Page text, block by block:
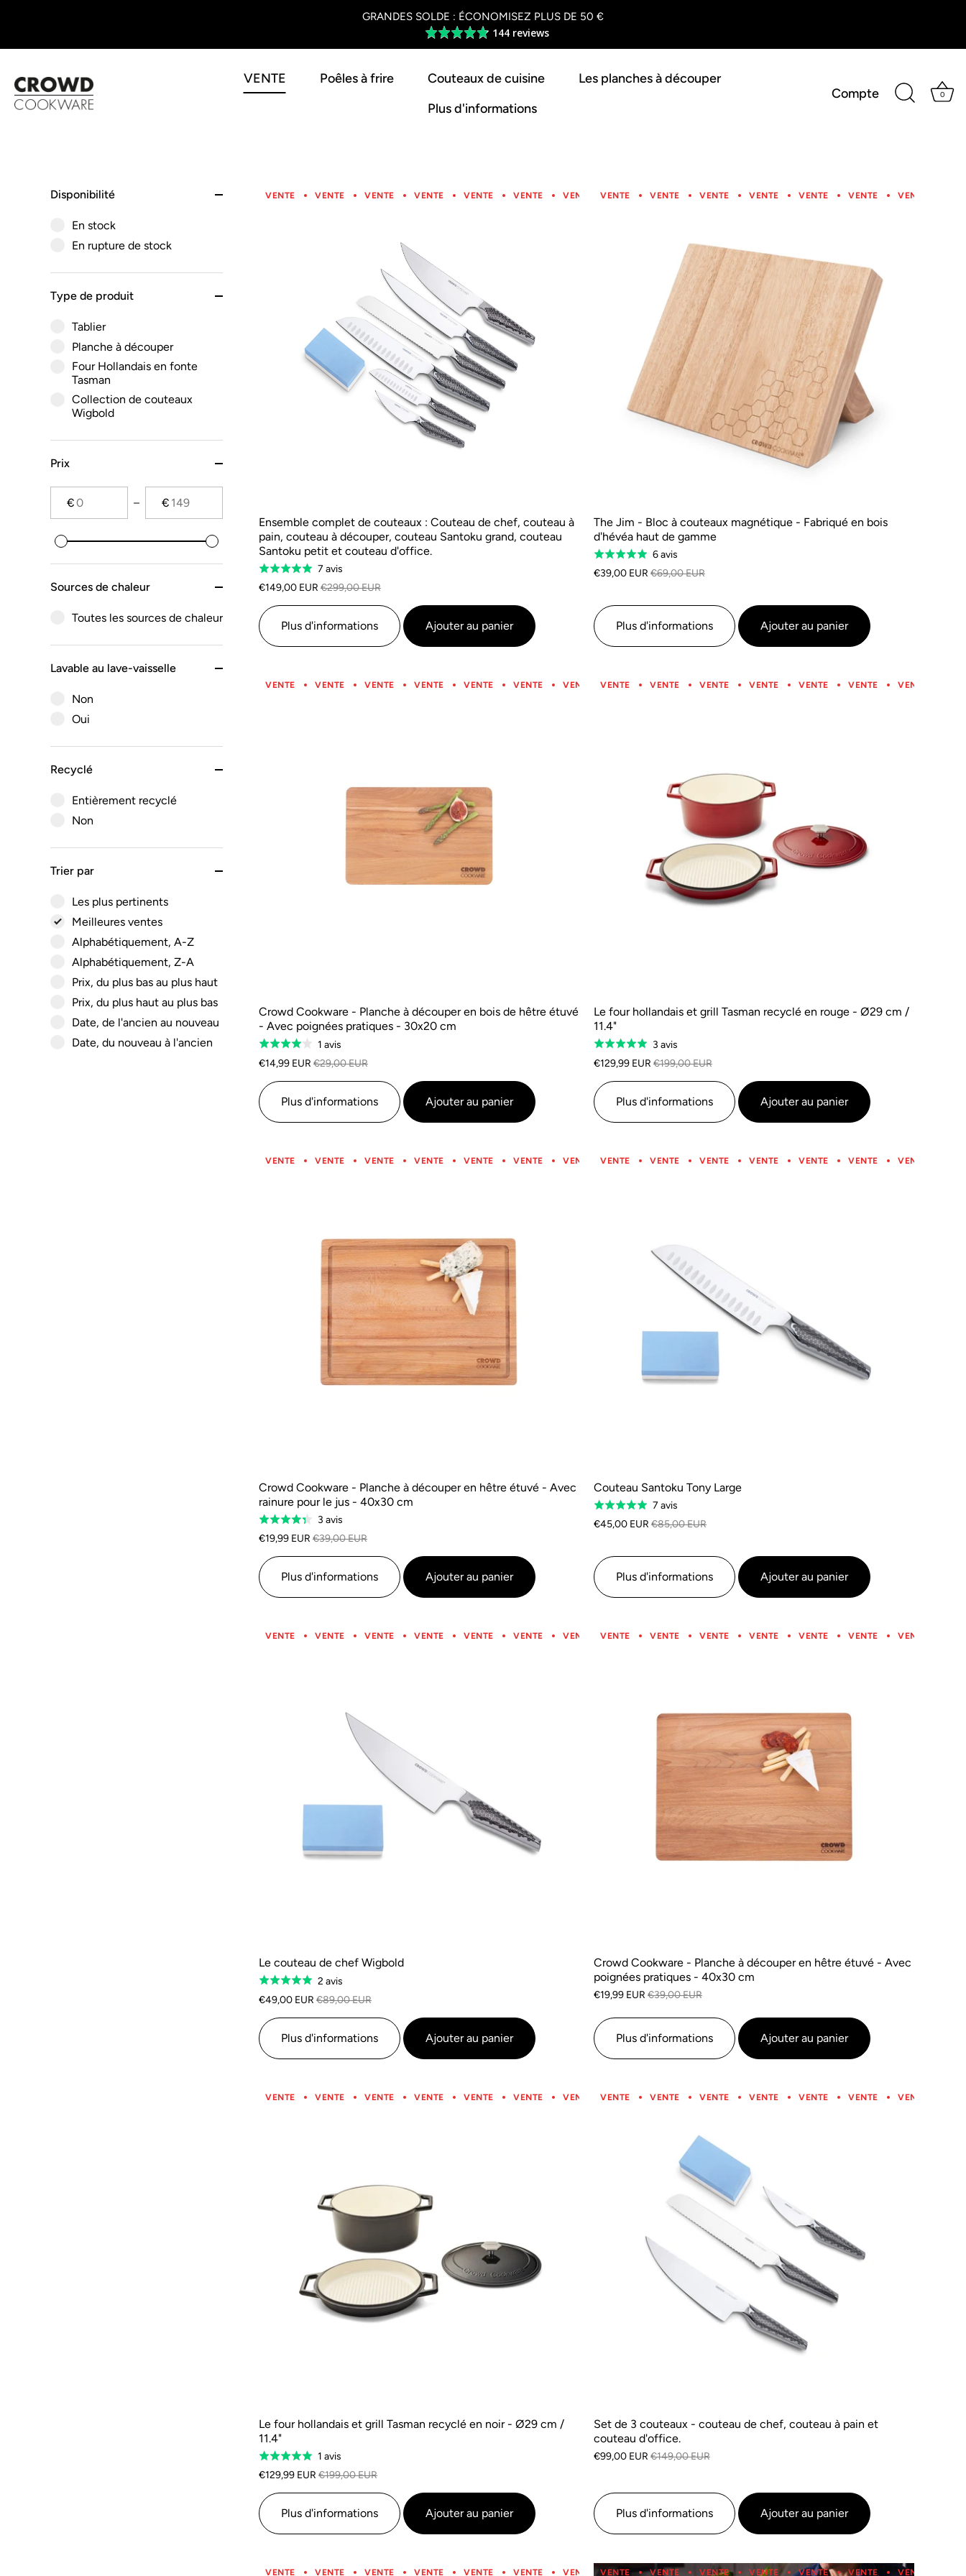
GRANDES SOLDE : ÉCONOMISEZ PLUS DE 50 €
Average
rating
out
5
144 reviews
VENTE Poêles à frire Couteaux de cuisine
Les planches à découper
Plus d'informations
Compte 0
Disponibilité
En stock
En rupture de stock
Type de produit
Tablier
Planche à découper
Four Hollandais en fonte
Tasman
Collection de couteaux
Wigbold
Prix
€ €
Sources de chaleur
Toutes les sources de chaleur
Lavable au lave-vaisselle
Non
Oui
Recyclé
Entièrement recyclé
Non
Trier par
Les plus pertinents
Meilleures ventes
Alphabétiquement, A-Z
Alphabétiquement, Z-A
Prix, du plus bas au plus haut
Prix, du plus haut au plus bas
Date, de l'ancien au nouveau
Date, du nouveau à l'ancien
VENTE VENTE VENTE VENTE VENTE VENTE VENTE VENTE VENTE VENTE VENTE VENTE VENTE VENTE
Ensemble complet de couteaux : Couteau de chef, couteau à
pain, couteau à découper, couteau Santoku grand, couteau
Santoku petit et couteau d'office.
Classé
5.0
5
7 avisSur
la
7
avis
€149,00 EUR €299,00 EUR
Plus d'informations Ajouter au panier
VENTE VENTE VENTE VENTE VENTE VENTE VENTE
The Jim - Bloc à couteaux magnétique - Fabriqué en bois
d'hévéa haut de gamme
Classé
5.0
6 avisSur
la
avis
€39,00 EUR €69,00 EUR
Plus d'informations Ajouter au panier
VENTE VENTE VENTE VENTE VENTE VENTE VENTE VENTE VENTE VENTE VENTE VENTE VENTE VENTE
Crowd Cookware - Planche à découper en bois de hêtre étuvé
- Avec poignées pratiques - 30x20 cm
Classé
4.0
5
1 avisBasé
sur
€14,99 EUR €29,00 EUR
Plus d'informations Ajouter au panier
VENTE VENTE VENTE VENTE VENTE VENTE VENTE
Le four hollandais et grill Tasman recyclé en rouge - Ø29 cm /
11.4"
Classé
5.0
5
3 avisSur
la
3
avis
€129,99 EUR €199,00 EUR
Plus d'informations Ajouter au panier
VENTE VENTE VENTE VENTE VENTE VENTE VENTE VENTE VENTE VENTE VENTE VENTE VENTE VENTE
Crowd Cookware - Planche à découper en hêtre étuvé - Avec
rainure pour le jus - 40x30 cm
Évalué
à
sur
5
3 avisSur
la
3
avis
€19,99 EUR €39,00 EUR
Plus d'informations Ajouter au panier
VENTE VENTE VENTE VENTE VENTE VENTE VENTE
Couteau Santoku Tony Large
Classé
5.0
7 avisSur
la
avis
€45,00 EUR €85,00 EUR
Plus d'informations Ajouter au panier
VENTE VENTE VENTE VENTE VENTE VENTE VENTE VENTE VENTE VENTE VENTE VENTE VENTE VENTE
Le couteau de chef Wigbold
Classé
5.0
5
2 avisSur
la
2
commentaires
€49,00 EUR €89,00 EUR
Plus d'informations Ajouter au panier
VENTE VENTE VENTE VENTE VENTE VENTE VENTE
Crowd Cookware - Planche à découper en hêtre étuvé - Avec
poignées pratiques - 40x30 cm
€19,99 EUR €39,00 EUR
Plus d'informations Ajouter au panier
VENTE VENTE VENTE VENTE VENTE VENTE VENTE VENTE VENTE VENTE VENTE VENTE VENTE VENTE
Le four hollandais et grill Tasman recyclé en noir - Ø29 cm /
11.4"
Classé
5.0
5
1 avisBasé
sur
€129,99 EUR €199,00 EUR
Plus d'informations Ajouter au panier
VENTE VENTE VENTE VENTE VENTE VENTE VENTE
Set de 3 couteaux - couteau de chef, couteau à pain et
couteau d'office.
€99,00 EUR €149,00 EUR
Plus d'informations Ajouter au panier
VENTE VENTE VENTE VENTE VENTE VENTE VENTE VENTE VENTE VENTE VENTE VENTE VENTE VENTE
VENTE VENTE VENTE VENTE VENTE VENTE VENTE